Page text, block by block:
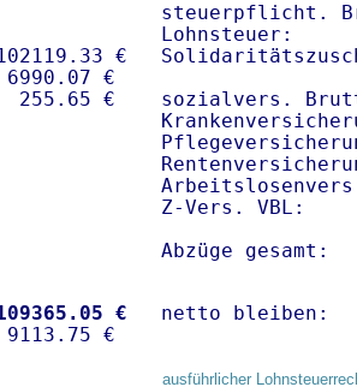
€
6990.07 €
steuerpflicht.
Lohnsteuer:
sozialvers.
Z-Vers. VBL:
Abzüge
€
netto
ausführlicher